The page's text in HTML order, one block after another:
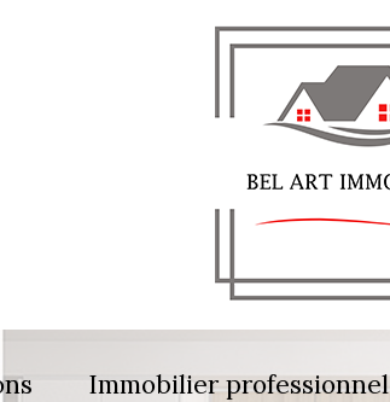
Immobilier professionnel